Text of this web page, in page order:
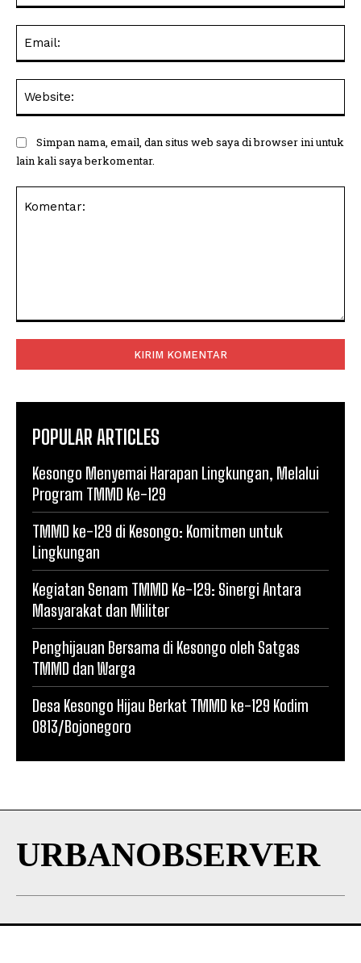
Simpan nama, email, dan situs web saya di browser ini untuk
lain kali saya berkomentar.
POPULAR ARTICLES
Kesongo Menyemai Harapan Lingkungan, Melalui
Program TMMD Ke-129
TMMD ke-129 di Kesongo: Komitmen untuk
Lingkungan
Kegiatan Senam TMMD Ke-129: Sinergi Antara
Masyarakat dan Militer
Penghijauan Bersama di Kesongo oleh Satgas
TMMD dan Warga
Desa Kesongo Hijau Berkat TMMD ke-129 Kodim
0813/Bojonegoro
URBANOBSERVER